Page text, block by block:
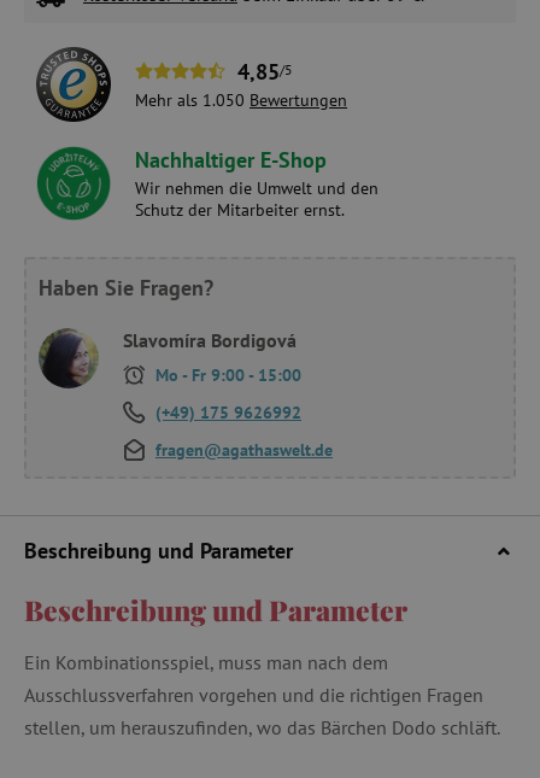
4,85/5
Mehr als 1.050 Bewertungen
Nachhaltiger E-Shop
Wir nehmen die Umwelt und den
Schutz der Mitarbeiter ernst.
Haben Sie Fragen?
Slavomíra Bordigová
Mo - Fr 9:00 - 15:00
(+49) 175 9626992
fragen@agathaswelt.de
Beschreibung und Parameter
Beschreibung und Parameter
Ein Kombinationsspiel, muss man nach dem
Ausschlussverfahren vorgehen und die richtigen Fragen
stellen, um herauszufinden, wo das Bärchen Dodo schläft.